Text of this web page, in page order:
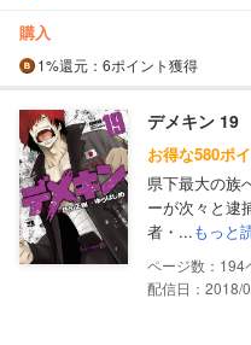
購入
1%還元 ：6ポイント獲得
デメキン 19
お得な580ポ
県下最大の族
ーが次々と逮
者・...もっと
194
配信日：2018/